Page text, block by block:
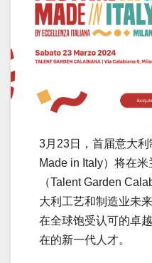
3月23日，首届意大
Made in Italy）将在
（Talent Garden
大利工艺和制造业未
在全球饱受认可的卓
在的新一代人才。